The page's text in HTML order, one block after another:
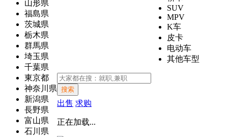
山形県
福島県
茨城県
栃木県
群馬県
埼玉県
千葉県
東京都
神奈川県
新潟県
長野県
富山県
石川県
SUV
MPV
K车
皮卡
电动车
其他车型
搜索
出售 求购
正在加载...